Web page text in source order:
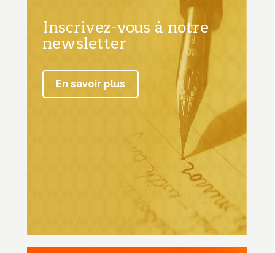
Inscrivez-vous à notre
newsletter
En savoir plus